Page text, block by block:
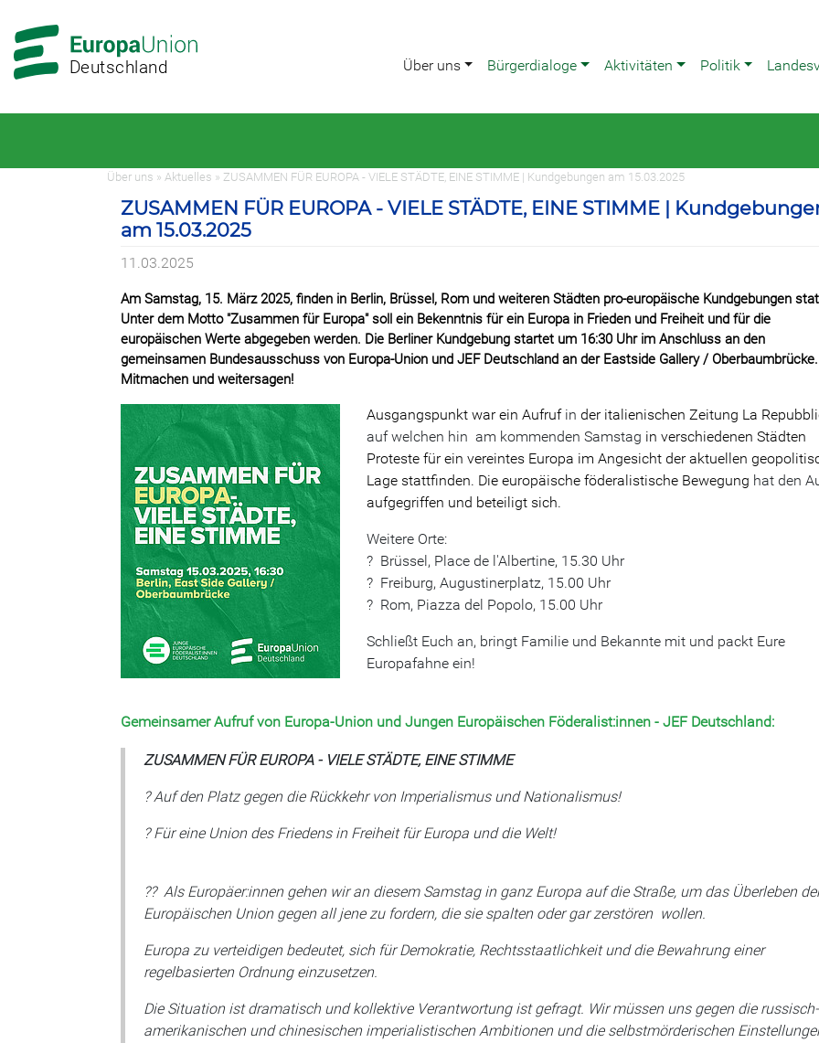
Hauptnavigation
Hauptbereich
Deutschland Über uns Bürgerdialoge Aktivitäten Politik
Über uns » Aktuelles » ZUSAMMEN FÜR EUROPA - VIELE STÄDTE, EINE STIMME | Kundgebungen am 15.03.2025
ZUSAMMEN FÜR EUROPA - VIELE STÄDTE, EINE STIMME |
am 15.03.2025
11.03.2025
Am Samstag, 15. März 2025, finden in Berlin, Brüssel, Rom und weiteren Städten pro-europäische Kundgebungen
Unter dem Motto "Zusammen für Europa" soll ein Bekenntnis für ein Europa in Frieden und Freiheit und für die
europäischen Werte abgegeben werden. Die Berliner Kundgebung startet um 16:30 Uhr im Anschluss an den
gemeinsamen Bundesausschuss von Europa-Union und JEF Deutschland an der Eastside Gallery / Oberbaumbrücke.
Mitmachen und weitersagen!
Ausgangspunkt war ein Aufruf in der italienischen Zeitung La
auf welchen hin am kommenden Samstag in verschiedenen Städten
Proteste für ein vereintes Europa im Angesicht der aktuellen
Lage stattfinden. Die europäische föderalistische Bewegung hat den
aufgegriffen und beteiligt sich.
Weitere Orte:
? Brüssel, Place de l'Albertine, 15.30 Uhr
? Freiburg, Augustinerplatz, 15.00 Uhr
? Rom, Piazza del Popolo, 15.00 Uhr
Schließt Euch an, bringt Familie und Bekannte mit und packt Eure
Europafahne ein!
Gemeinsamer Aufruf von Europa-Union und Jungen Europäischen Föderalist:innen - JEF Deutschland:
ZUSAMMEN FÜR EUROPA - VIELE STÄDTE, EINE STIMME
? Auf den Platz gegen die Rückkehr von Imperialismus und Nationalismus!
? Für eine Union des Friedens in Freiheit für Europa und die Welt!
?? Als Europäer:innen gehen wir an diesem Samstag in ganz Europa auf die Straße, um das Überleben
Europäischen Union gegen all jene zu fordern, die sie spalten oder gar zerstören wollen.
Europa zu verteidigen bedeutet, sich für Demokratie, Rechtsstaatlichkeit und die Bewahrung einer
regelbasierten Ordnung einzusetzen.
Die Situation ist dramatisch und kollektive Verantwortung ist gefragt. Wir müssen uns gegen die russisch-
amerikanischen und chinesischen imperialistischen Ambitionen und die selbstmörderischen